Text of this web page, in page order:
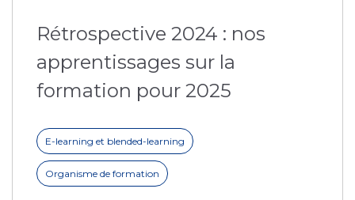
Rétrospective 2024 : nos
apprentissages sur la
formation pour 2025
E-learning et blended-learning
Organisme de formation